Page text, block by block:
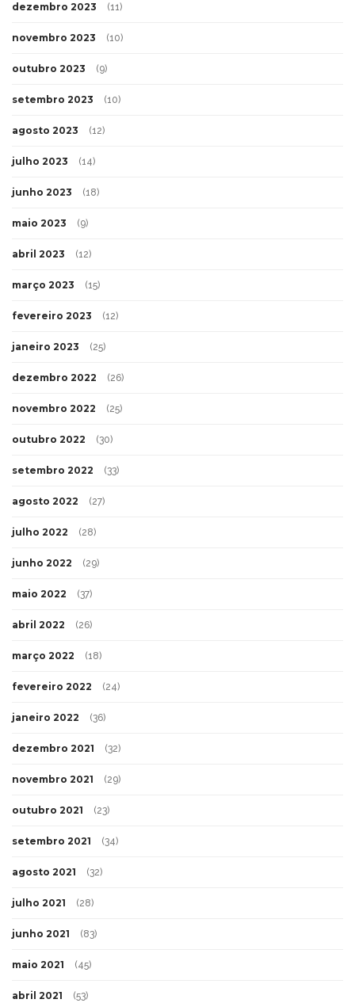
dezembro 2023 (11)
novembro 2023 (10)
outubro 2023 (9)
setembro 2023 (10)
agosto 2023 (12)
julho 2023 (14)
junho 2023 (18)
maio 2023 (9)
abril 2023 (12)
março 2023 (15)
fevereiro 2023 (12)
janeiro 2023 (25)
dezembro 2022 (26)
novembro 2022 (25)
outubro 2022 (30)
setembro 2022 (33)
agosto 2022 (27)
julho 2022 (28)
junho 2022 (29)
maio 2022 (37)
abril 2022 (26)
março 2022 (18)
fevereiro 2022 (24)
janeiro 2022 (36)
dezembro 2021 (32)
novembro 2021 (29)
outubro 2021 (23)
setembro 2021 (34)
agosto 2021 (32)
julho 2021 (28)
junho 2021 (83)
maio 2021 (45)
abril 2021 (53)